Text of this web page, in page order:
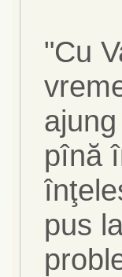
"Cu
pînă
pus